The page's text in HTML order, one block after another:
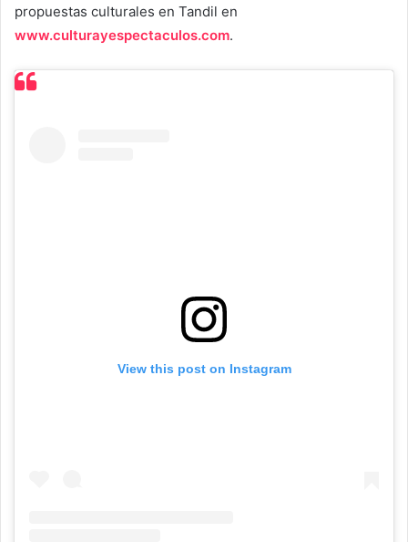
propuestas culturales en Tandil en
www.culturayespectaculos.com.
View this post on Instagram